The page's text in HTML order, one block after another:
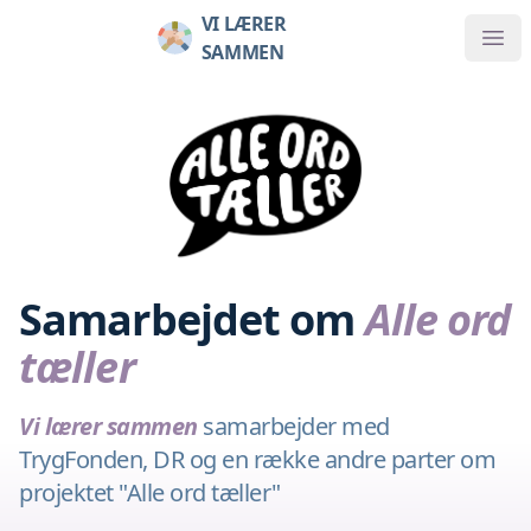
VI LÆRER
SAMMEN
Samarbejdet omAlle ord
tæller
Vi lærer sammen samarbejder med
TrygFonden, DR og en række andre parter om
projektet "Alle ord tæller"